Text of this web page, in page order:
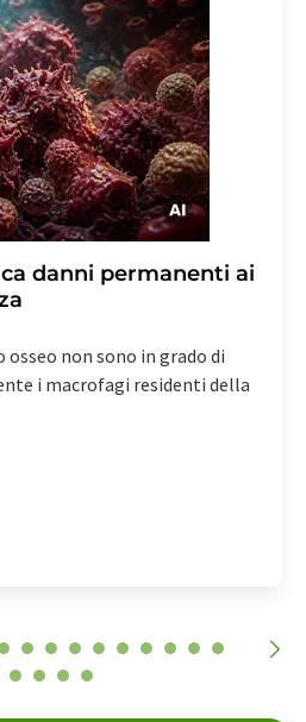
danni permanenti ai
non sono in grado di
i macrofagi residenti della